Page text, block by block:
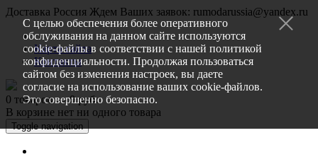
Доставка Россия Ждем Ваших заявок: rumodarussia@yandex.ru
Карта сайта
Контакты
0 товаров — 0 руб.
В корзине нет ни одного товара
Toggle navigation
С целью обеспечения более оперативного
обслуживания на данном сайте используются
cookie-файлы в соответствии с нашей политикой
конфиденциальности. Продолжая пользоваться
сайтом без изменения настроек, вы даете
согласие на использование ваших cookie-файлов.
Это совершенно безопасно.